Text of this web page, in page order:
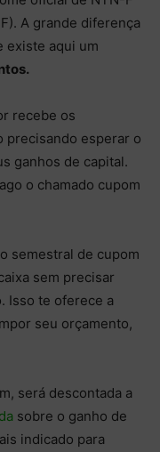
A grande diferença
existe aqui um
recebe os
precisando esperar o
ganhos de capital.
o chamado cupom
semestral de cupom
sem precisar
Isso te oferece a
seu orçamento,
será descontada a
sobre o ganho de
indicado para